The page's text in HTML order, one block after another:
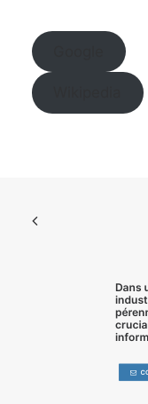
Dans